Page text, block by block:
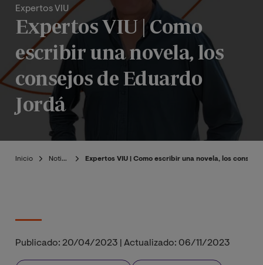
ES
Expertos VIU
Expertos VIU | Como
escribir una novela, los
consejos de Eduardo
Jordá
Inicio Noticias Expertos VIU | Como escribir una novela, los
Publicado: 20/04/2023 Actualizado: 06/11/2023